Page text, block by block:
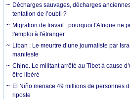
Décharges sauvages, décharges
tentation de l’oubli ?
Migration de travail : pourquoi l'Afrique ne
l'emploi à l'étranger
Liban : Le meurtre d’une journaliste par
manifeste
Chine. Le militant arrêté au Tibet à cause
être libéré
El Niño menace 49 millions de personnes
riposte